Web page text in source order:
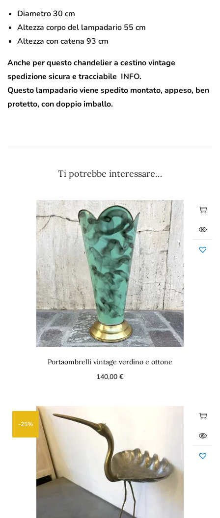
Diametro 30 cm
Altezza corpo del lampadario 55 cm
Altezza con catena 93 cm
Anche per questo chandelier a cestino vintage
spedizione sicura e tracciabile INFO.
Questo lampadario viene spedito montato, appeso, ben
protetto, con doppio imballo.
Ti potrebbe interessare…
Portaombrelli vintage verdino e ottone
140,00€
-25%